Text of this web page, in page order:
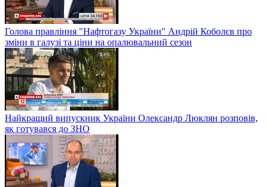
Голова правління "Нафтогазу України" Андрій Коболєв про
зміни в галузі та ціни на опалювальний сезон
Найкращий випускник України Олександр Люклян розповів,
як готувався до ЗНО